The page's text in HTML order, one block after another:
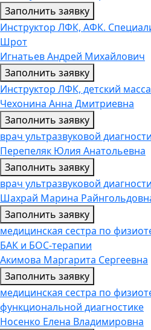
Заполнить заявку
Инструктор ЛФК, АФК.
Шрот
Игнатьев Андрей Михайлович
Заполнить заявку
Инструктор ЛФК, детский
Чехонина Анна Дмитриевна
Заполнить заявку
врач ультразвуковой
Перепеляк Юлия Анатольевна
Заполнить заявку
врач ультразвуковой
Шахрай Марина
Заполнить заявку
медицинская сестра по
БАК и БОС-терапии
Акимова Маргарита Сергеевна
Заполнить заявку
медицинская сестра по
функциональной диагностике
Носенко Елена Владимировна